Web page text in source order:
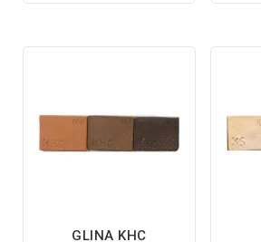
GLINA KHC